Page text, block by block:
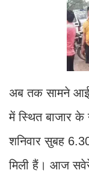
अब तक सामने आई
में स्थित बाजार के
शनिवार सुबह
मिली हैं। आज